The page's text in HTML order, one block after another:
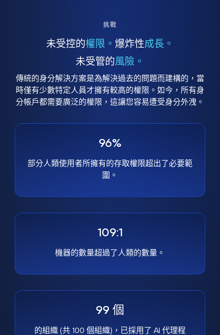
挑戰
未受控的權限。 爆炸性成長。
未受管的風險。
傳統的身分解決方案是為解決過去的問題而建構的，當
時僅有少數特定人員才擁有較高的權限。如今，所有身
分帳戶都需要廣泛的權限，這讓您容易遭受身分外洩。
96%
部分人類使用者所擁有的存取權限超出了必要範
圍。
109:1
機器的數量超過了人類的數量。
99 個
的組織 (共 100 個組織)，已採用了 AI 代理程